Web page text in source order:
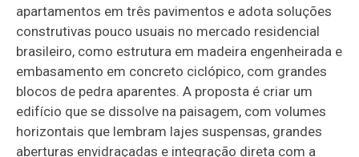
apartamentos em três pavimentos e adota soluções
construtivas pouco usuais no mercado residencial
brasileiro, como estrutura em madeira engenheirada e
embasamento em concreto ciclópico, com grandes
blocos de pedra aparentes. A proposta é criar um
edifício que se dissolve na paisagem, com volumes
horizontais que lembram lajes suspensas, grandes
aberturas envidraçadas e integração direta com a